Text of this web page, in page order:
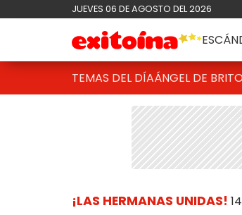
JUEVES 06 DE AGOSTO DEL 2026
TEMAS DEL DÍAÁNGEL DE
¡LAS HERMANAS UNIDAS!